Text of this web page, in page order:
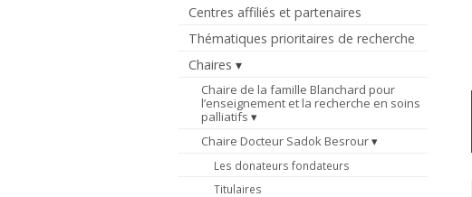
Centres affiliés et partenaires
Thématiques prioritaires de recherche
Chaires
Chaire de la famille Blanchard pour
l’enseignement et la recherche en soins
palliatifs
Chaire Docteur Sadok Besrour
Les donateurs fondateurs
Titulaires